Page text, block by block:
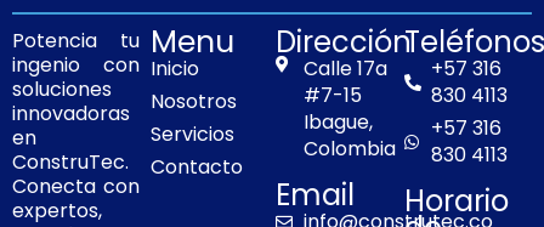
k
a
Potencia tu
ingenio con
soluciones
innovadoras
en
ConstruTec.
Conecta con
expertos,
Menu
Inicio
Nosotros
Servicios
Contacto
Dirección
Calle 17a
#7-15
Ibague,
Colombia
Email
Teléfonos
+57 316
830 4113
+57 316
830 4113
Horario